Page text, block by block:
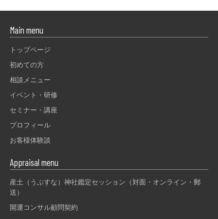
Main menu
トップページ
初めての方
相談メニュー
イベント・研修
セミナー・講座
プロフィール
お客様体験談
Appraisal menu
産土（うぶすな）神社鑑定セッション（対面・オンライン・郵
送）
開運コンサル顧問契約